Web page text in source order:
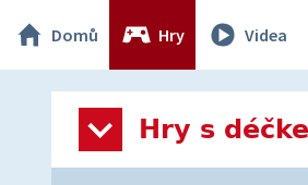
Domů Hry Videa
Hry s